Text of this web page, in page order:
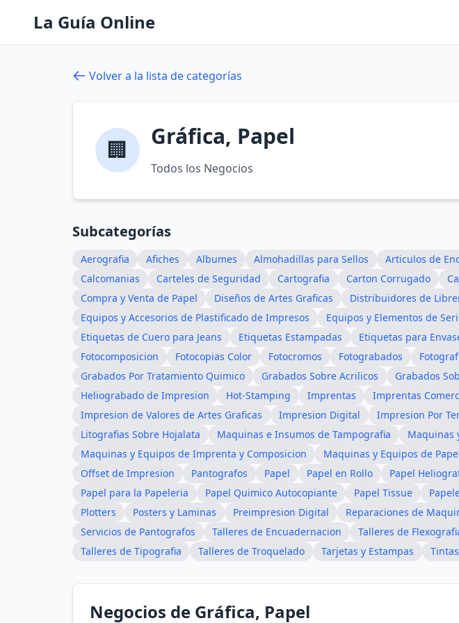
La Guía Online
Volver a la lista de categorías
🏢 Gráfica, Papel
Todos los Negocios
Subcategorías
Aerografia Afiches Albumes Almohadillas para Sellos Articulos de
Calcomanias
Carteles de Seguridad Cartografia Carton Corrugado
Compra y Venta de Papel
Diseños de Artes Graficas Distribuidores de
Equipos y Accesorios de Plastificado de Impresos
Equipos y Elementos de
Etiquetas de Cuero para Jeans
Etiquetas Estampadas Etiquetas para
Fotocomposicion
Fotocopias Color Fotocromos Fotograbados
Grabados Por Tratamiento Quimico
Grabados Sobre Acrilicos Grabados
Heliograbado de Impresion
Hot-Stamping Imprentas Imprentas
Impresion de Valores de Artes Graficas
Impresion Digital Impresion Por
Litografias Sobre Hojalata
Maquinas e Insumos de Tampografia Maquinas
Maquinas y Equipos de Imprenta y Composicion
Maquinas y Equipos de
Offset de Impresion
Pantografos Papel Papel en Rollo Papel
Papel para la Papeleria
Papel Quimico Autocopiante Papel Tissue
Plotters
Posters y Laminas Preimpresion Digital Reparaciones de
Servicios de Pantografos
Talleres de Encuadernacion Talleres de
Talleres de Tipografia
Talleres de Troquelado Tarjetas y Estampas
Negocios de Gráfica, Papel